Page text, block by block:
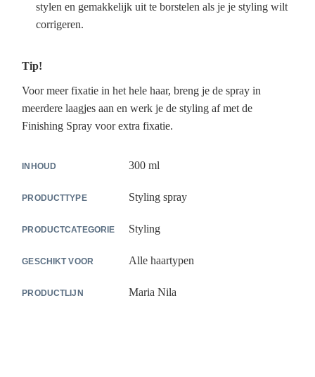
stylen en gemakkelijk uit te borstelen als je je styling wilt
corrigeren.
Tip!
Voor meer fixatie in het hele haar, breng je de spray in
meerdere laagjes aan en werk je de styling af met de
Finishing Spray voor extra fixatie.
INHOUD 300 ml
PRODUCTTYPE Styling spray
PRODUCTCATEGORIE Styling
GESCHIKT VOOR Alle haartypen
PRODUCTLIJN Maria Nila